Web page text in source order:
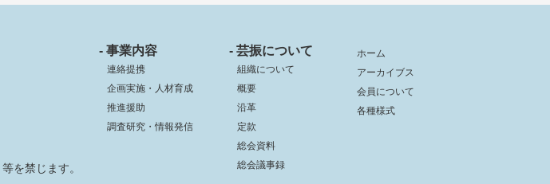
を禁じます。
- 事業内容
連絡提携
企画実施・人材育成
推進援助
調査研究・情報発信
- 芸振について
組織について
概要
沿革
定款
総会資料
総会議事録
ホーム
アーカイブス
会員について
各種様式